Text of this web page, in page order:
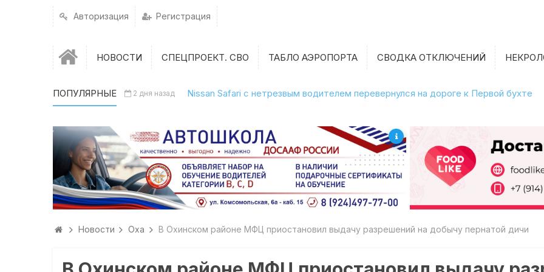
Авторизация Регистрация
НОВОСТИ СПЕЦПРОЕКТ. СВО ТАБЛО АЭРОПОРТА СВОДКА ОТКЛЮЧЕНИЙ
ПОПУЛЯРНЫЕ 2 дня назад Nissan Safari с нетрезвым водителем перевернулся на дороге к Первой бухте
Новости Оха В Охинском районе МФЦ приостановил выдачу разрешений на добычу пернатой дичи